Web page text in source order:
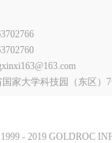
家大学科技园（东区）
- 2019 GOLDROC